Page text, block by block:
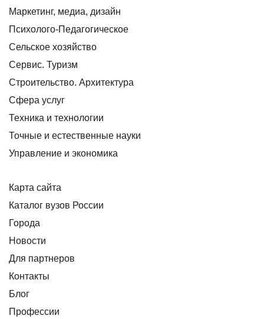
Маркетинг, медиа, дизайн
Психолого-Педагогическое
Сельское хозяйство
Сервис. Туризм
Строительство. Архитектура
Сфера услуг
Техника и технологии
Точные и естественные науки
Управление и экономика
Карта сайта
Каталог вузов России
Города
Новости
Для партнеров
Контакты
Блог
Профессии